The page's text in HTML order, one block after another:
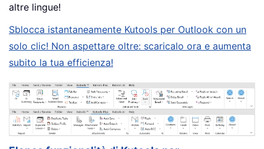
altre lingue!
Sblocca istantaneamente Kutools per Outlook con un
solo clic! Non aspettare oltre: scaricalo ora e aumenta
subito la tua efficienza!